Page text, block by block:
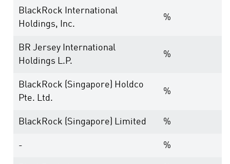
BlackRock International
Holdings, Inc.
%
BR Jersey International
Holdings L.P.
%
BlackRock (Singapore) Holdco
Pte. Ltd.
%
BlackRock (Singapore) Limited %
- %